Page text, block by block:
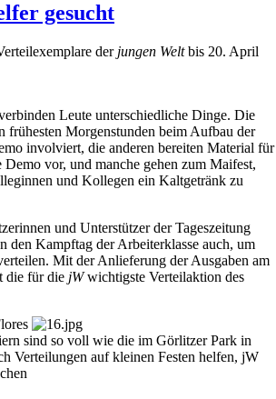
gesucht
derjungen Weltbis 20. April
Leute unterschiedliche Dinge. Die
frühesten Morgenstunden beim Aufbau der
involviert, die anderen bereiten Material für
vor, und manche gehen zum Maifest,
und Kollegen ein Kaltgetränk zu
und Unterstützer der Tageszeitung
den Kampftag der Arbeiterklasse auch, um
Mit der Anlieferung der Ausgaben am
die für die jWwichtigste Verteilaktion des
sind so voll wie die im Görlitzer Park in
Verteilungen auf kleinen Festen helfen, jW